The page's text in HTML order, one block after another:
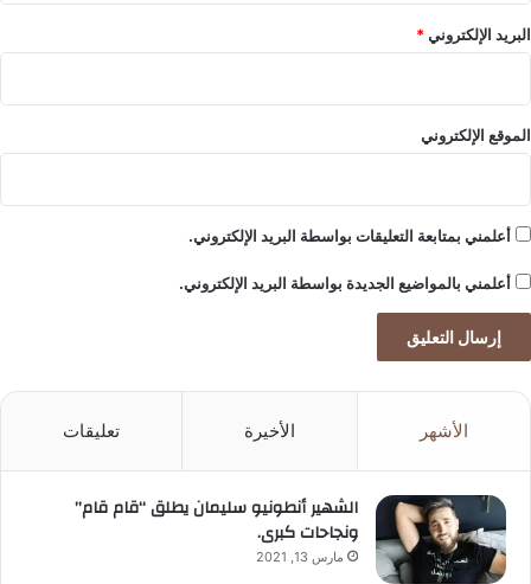
البريد الإلكتروني*
الموقع الإلكتروني
أعلمني بمتابعة التعليقات بواسطة البريد الإلكتروني.
أعلمني بالمواضيع الجديدة بواسطة البريد الإلكتروني.
الأشهر الأخيرة تعليقات
الشهير أنطونيو سليمان يطلق “قام قام”
ونجاحات كبرى.
مارس 13, 2021